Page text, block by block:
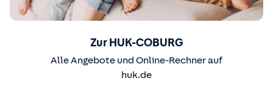
Zur HUK-COBURG
Alle Angebote und Online-Rechner auf
huk.de